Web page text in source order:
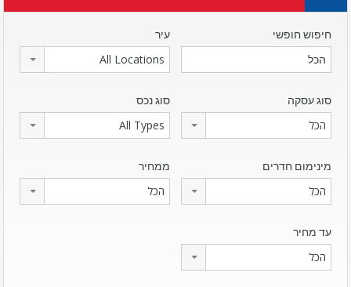
חיפוש חופשי עיר
All Locations
סוג עסקה
הכל
סוג נכס
All Types
מינימום חדרים
הכל
ממחיר
הכל
עד מחיר
הכל